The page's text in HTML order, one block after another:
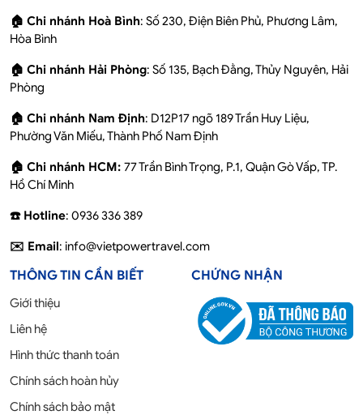
🏠 Chi nhánh Hoà Bình: Số 230, Điện Biên Phủ, Phương Lâm,
Hòa Bình
🏠 Chi nhánh Hải Phòng: Số 135, Bạch Đằng, Thủy Nguyên, Hải
Phòng
🏠 Chi nhánh Nam Định: D12P17 ngõ 189 Trần Huy Liệu,
Phường Văn Miếu, Thành Phố Nam Định
🏠 Chi nhánh HCM: 77 Trần Bình Trọng, P.1, Quận Gò Vấp, TP.
Hồ Chí Minh
☎️ Hotline: 0936 336 389
✉️ Email: info@vietpowertravel.com
THÔNG TIN CẦN BIẾT
Giới thiệu
Liên hệ
Hình thức thanh toán
Chính sách hoàn hủy
Chính sách bảo mật
CHỨNG NHẬN